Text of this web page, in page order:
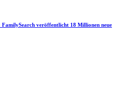
FamilySearch veröffentlicht 18 Millionen neue